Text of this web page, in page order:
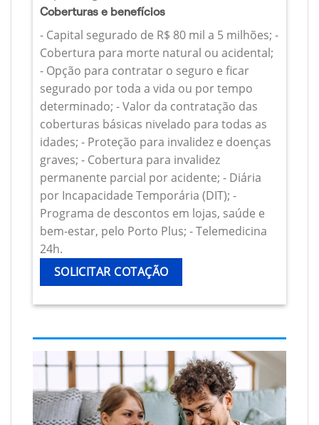
Coberturas e benefícios
- Capital segurado de R$ 80 mil a 5 milhões; -
Cobertura para morte natural ou acidental;
- Opção para contratar o seguro e ficar
segurado por toda a vida ou por tempo
determinado; - Valor da contratação das
coberturas básicas nivelado para todas as
idades; - Proteção para invalidez e doenças
graves; - Cobertura para invalidez
permanente parcial por acidente; - Diária
por Incapacidade Temporária (DIT); -
Programa de descontos em lojas, saúde e
bem-estar, pelo Porto Plus; - Telemedicina
24h.
SOLICITAR COTAÇÃO